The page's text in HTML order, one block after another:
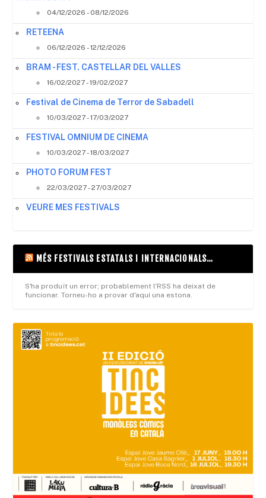
04/12/2026 - 08/12/2026
RETEENA
06/12/2026 - 12/12/2026
BRAM - FEST. CASTELLAR DEL VALLES
16/02/2027 - 19/02/2027
Festival de Cinema de Terror de Sabadell
10/03/2027 - 17/03/2027
FESTIVAL OMNIUM DE CINEMA
10/03/2027 - 18/03/2027
PHOTO FORUM FEST
22/03/2027 - 27/03/2027
VEURE MES FESTIVALS
MÉS FESTIVALS ESTATALS I INTERNACIONALS…
S'ha produït un error; probablement l'RSS ha deixat de
funcionar. Torneu-ho a provar d'aquí una estona.